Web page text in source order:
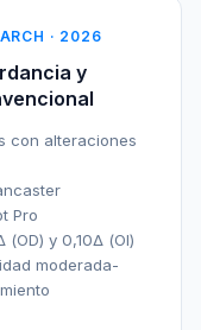
· 2026
y
con alteraciones
Pro
(OD) y 0,10Δ (OI)
moderada-